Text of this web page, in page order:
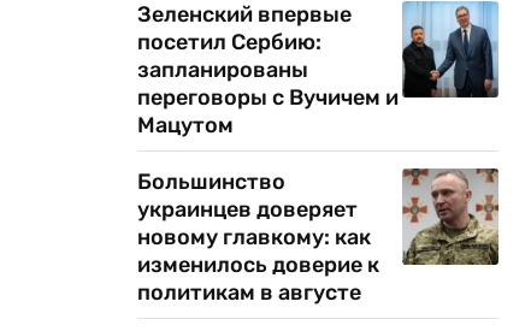
Зеленский впервые
посетил Сербию:
запланированы
переговоры с Вучичем и
Мацутом
Большинство
украинцев доверяет
новому главкому: как
изменилось доверие к
политикам в августе